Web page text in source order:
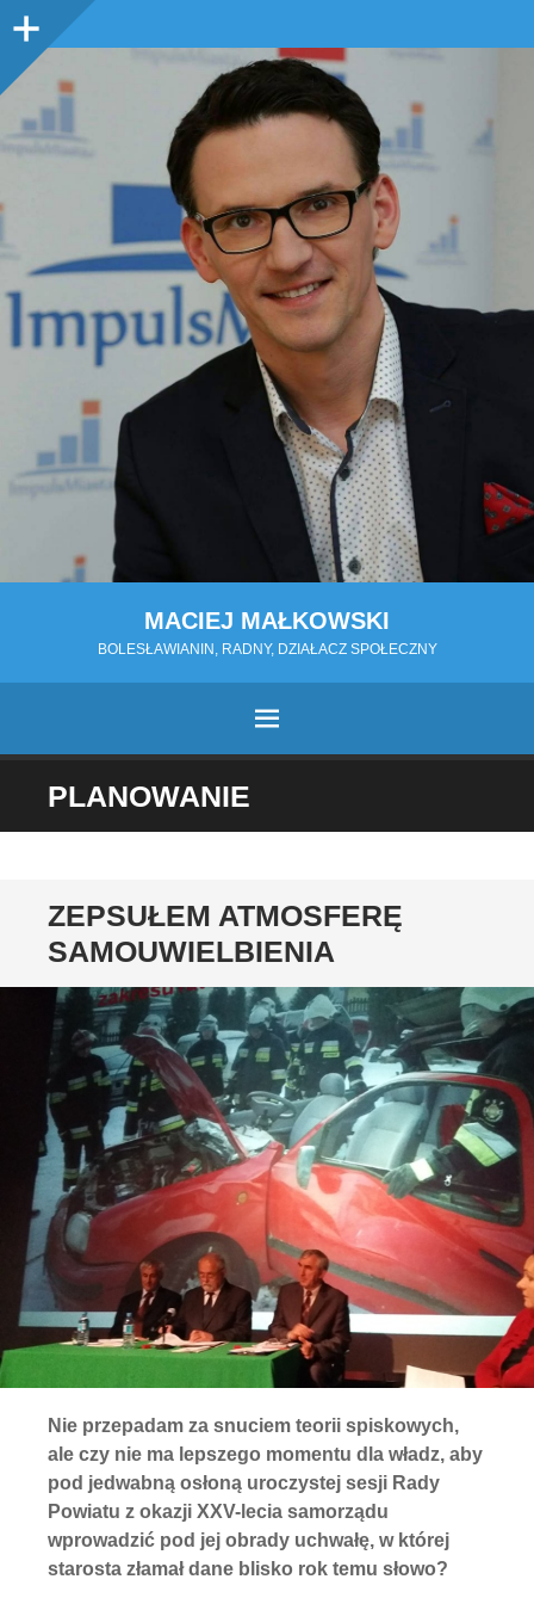
Panel
MACIEJ MAŁKOWSKI
BOLESŁAWIANIN, RADNY, DZIAŁACZ SPOŁECZNY
MENU
PRZESKOCZ
PLANOWANIE
ZEPSUŁEM ATMOSFERĘ
SAMOUWIELBIENIA
Nie przepadam za snuciem teorii spiskowych,
ale czy nie ma lepszego momentu dla władz, aby
pod jedwabną osłoną uroczystej sesji Rady
Powiatu z okazji XXV-lecia samorządu
wprowadzić pod jej obrady uchwałę, w której
starosta złamał dane blisko rok temu słowo?